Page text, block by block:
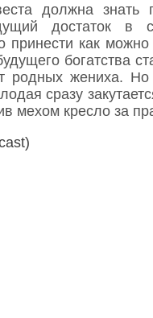
должна
достаток в
принести как
богатства
родных жениха. Но
сразу
мехом кресло за